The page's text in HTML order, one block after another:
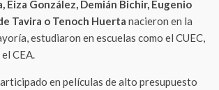
Eiza González, Demián Bichir, Eugenio
Tavira o Tenoch Huerta nacieron en la
estudiaron en escuelas como el CUEC,
CEA.
en películas de alto presupuesto